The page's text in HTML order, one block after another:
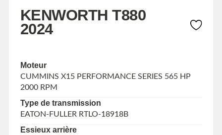
KENWORTH T880
2024
Moteur
CUMMINS X15 PERFORMANCE SERIES 565 HP
2000 RPM
Type de transmission
EATON-FULLER RTLO-18918B
Essieux arrière